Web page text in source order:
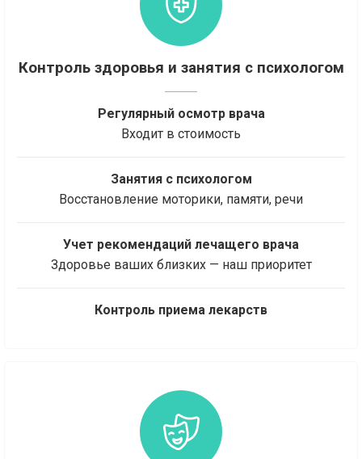
Контроль здоровья и занятия с психологом
Регулярный осмотр врача
Входит в стоимость
Занятия с психологом
Восстановление моторики, памяти, речи
Учет рекомендаций лечащего врача
Здоровье ваших близких — наш приоритет
Контроль приема лекарств